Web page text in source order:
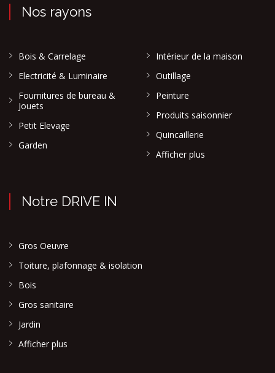
Nos rayons
Bois & Carrelage
Electricité & Luminaire
Fournitures de bureau &
Jouets
Petit Elevage
Garden
Intérieur de la maison
Outillage
Peinture
Produits saisonnier
Quincaillerie
Afficher plus
Notre DRIVE IN
Gros Oeuvre
Toiture, plafonnage & isolation
Bois
Gros sanitaire
Jardin
Afficher plus